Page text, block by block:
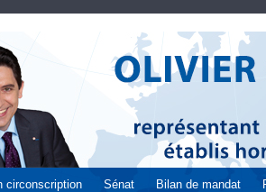
circonscription Sénat Bilan de mandat